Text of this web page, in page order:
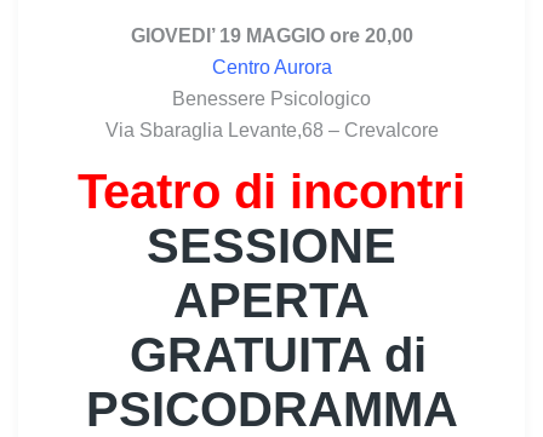
GIOVEDI’ 19 MAGGIO ore 20,00
Centro Aurora
Benessere Psicologico
Via Sbaraglia Levante,68 – Crevalcore
Teatro di incontri
SESSIONE
APERTA
GRATUITA di
PSICODRAMMA